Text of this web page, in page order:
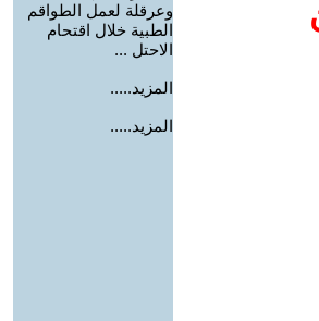
وعرقلة لعمل الطواقم
الطبية خلال اقتحام
الاحتل ...
المزيد.....
المزيد.....